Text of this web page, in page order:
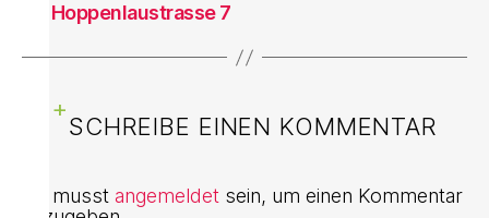
Hoppenlaustrasse 7
SCHREIBE EINEN KOMMENTAR
Du musst angemeldet sein, um einen Kommentar